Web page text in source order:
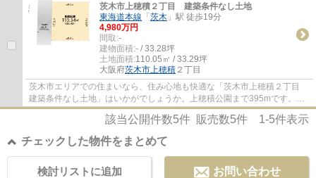
茨木市上穂積２丁目 建築条件なし土地
東海道本線 「 茨木 」駅 徒歩19分
4,980万円
間取:-
建物面積:- / 33.28坪
土地面積:110.05㎡ / 33.29坪
大阪府茨木市上穂積 ２丁目
茨木市エリアでの住まいなら、住み心地も快適な「茨木市上穂積２丁目
建築条件なし土地」はいかがでしょうか。上穂積公園まで395mです。建
築条件無しの土地ですので、自由度が高いで...
該当公開件数5件 販売数5件 1-5件表示
チェックした物件をまとめて
お問い合わせ
検討リストに追加